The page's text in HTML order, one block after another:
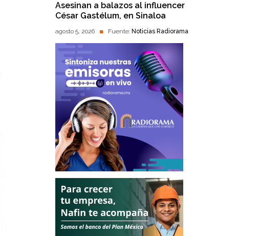
Asesinan a balazos al influencer
César Gastélum, en Sinaloa
agosto 5, 2026 Fuente: Noticias Radiorama